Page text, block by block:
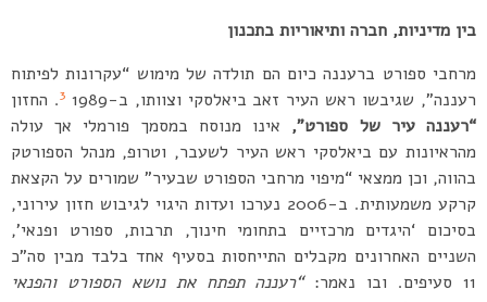
בין מדיניות, חברה ותיאוריות בתכנון
מרחבי ספורט ברעננה כיום הם תולדה של מימוש “עקרונות לפיתוח
רעננה”, שגיבשו ראש העיר זאב ביאלסקי וצוותו, ב-1989
3. החזון
“רעננה עיר של ספורט”, אינו מנוסח במסמך פורמלי אך עולה
מהראיונות עם ביאלסקי ראש העיר לשעבר, וטרופ, מנהל הספורטק
בהווה, וכן ממצאי “מיפוי מרחבי הספורט שבעיר” שמורים על הקצאת
קרקע משמעותית. ב-2006 נערכו ועדות היגוי לגיבוש חזון עירוני,
בסיכום ‘היגדים מרכזיים בתחומי חינוך, תרבות, ספורט ופנאי’,
השניים האחרונים מקבלים התייחסות בסעיף אחד בלבד מבין סה”כ
11 סעיפים. ובו נאמר:
“רעננה תפתח את נושא הספורט והפנאי